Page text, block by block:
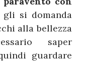
gli si domanda
alla bellezza
saper
guardare